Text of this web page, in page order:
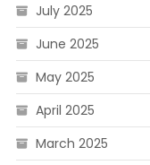
July 2025
June 2025
May 2025
April 2025
March 2025